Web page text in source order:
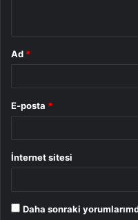
Ad *
E-posta *
İnternet sitesi
Daha sonraki